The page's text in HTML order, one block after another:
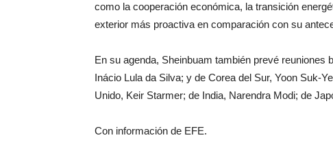
como la cooperación económica, la transición
exterior más proactiva en comparación con su
En su agenda, Sheinbuam también prevé reuniones
Inácio Lula da Silva; y de Corea del Sur, Yoon Suk-
Unido, Keir Starmer; de India, Narendra Modi; de
Con información de EFE.